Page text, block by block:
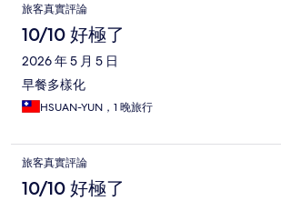
旅客真實評論
10/10 好極了
2026 年 5 月 5 日
早餐多樣化
HSUAN-YUN，1 晚旅行
旅客真實評論
10/10 好極了